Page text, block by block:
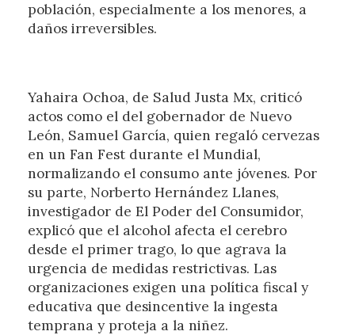
población, especialmente a los menores, a
daños irreversibles.
Yahaira Ochoa, de Salud Justa Mx, criticó
actos como el del gobernador de Nuevo
León, Samuel García, quien regaló cervezas
en un Fan Fest durante el Mundial,
normalizando el consumo ante jóvenes. Por
su parte, Norberto Hernández Llanes,
investigador de El Poder del Consumidor,
explicó que el alcohol afecta el cerebro
desde el primer trago, lo que agrava la
urgencia de medidas restrictivas. Las
organizaciones exigen una política fiscal y
educativa que desincentive la ingesta
temprana y proteja a la niñez.